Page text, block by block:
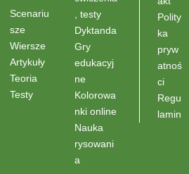
Scenariu
sze
Wiersze
Artykuły
Teoria
Testy
, testy
Dyktanda
Gry
edukacyj
ne
Kolorowa
nki online
Nauka
rysowani
a
Polity
ka
pryw
atnoś
ci
Regu
lamin